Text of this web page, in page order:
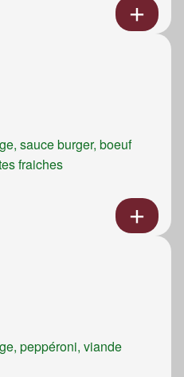
sauce burger, boeuf
fraiches
peppéroni, viande